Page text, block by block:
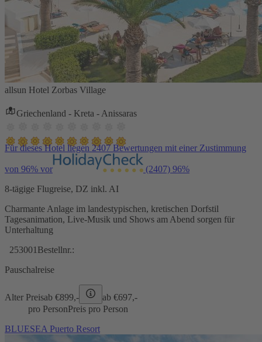
allsun Hotel Zorbas Village
Griechenland - Kreta - Anissaras
Für dieses Hotel liegen 2407 Bewertungen mit einer Zustimmung
von 96% vor (2407) 96%
8-tägige Flugreise, DZ inkl. AI
Charmante Anlage im landestypischen, kretischen Dorfstil
Tagesanimation, Live-Musik und Shows am Abend sorgen für
Unterhaltung
253001 Bestellnr.:
Pauschalreise
Alter Preisab €899,- ab €697,-
pro PersonPreis pro Person
BLUESEA Puerto Resort